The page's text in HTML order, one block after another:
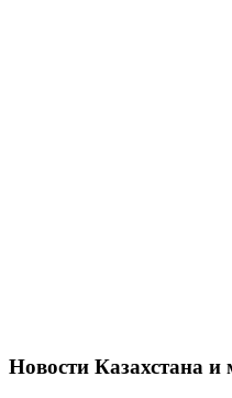
Новости Казахстана и